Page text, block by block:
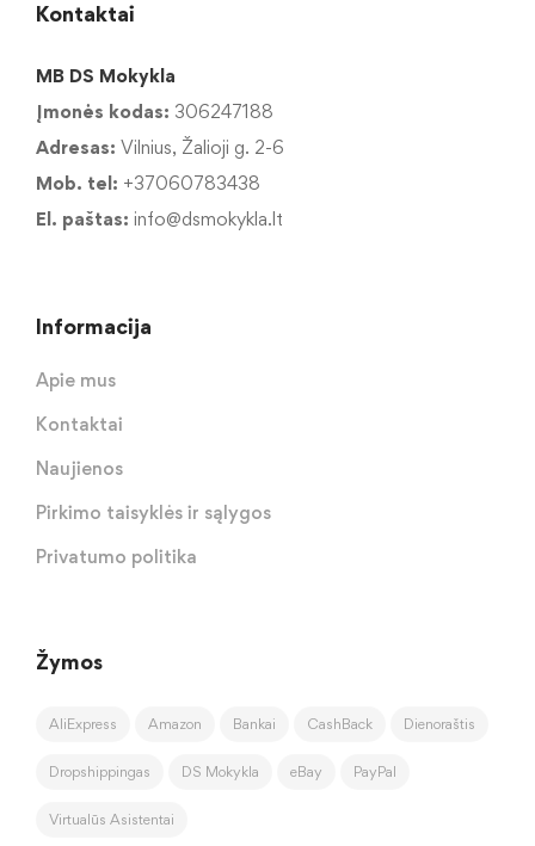
Kontaktai
MB DS Mokykla
Įmonės kodas: 306247188
Adresas: Vilnius, Žalioji g. 2-6
Mob. tel: +37060783438
El. paštas: info@dsmokykla.lt
Informacija
Apie mus
Kontaktai
Naujienos
Pirkimo taisyklės ir sąlygos
Privatumo politika
Žymos
AliExpress Amazon Bankai CashBack Dienoraštis
Dropshippingas DS Mokykla eBay PayPal
Virtualūs Asistentai